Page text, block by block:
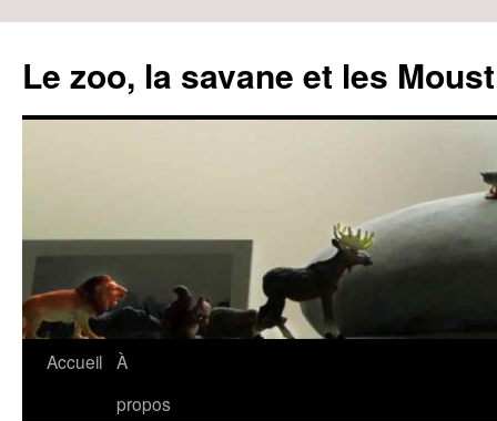
Le zoo, la savane et les
Aller
Accueil À
propos